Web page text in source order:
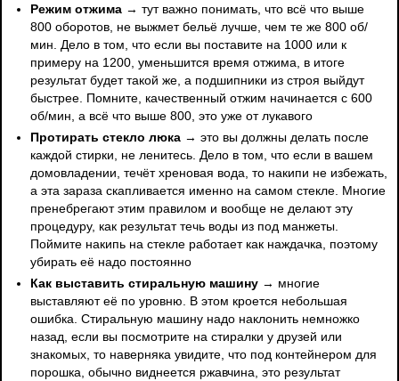
Режим отжима → тут важно понимать, что всё что выше
800 оборотов, не выжмет бельё лучше, чем те же 800 об/
мин. Дело в том, что если вы поставите на 1000 или к
примеру на 1200, уменьшится время отжима, в итоге
результат будет такой же, а подшипники из строя выйдут
быстрее. Помните, качественный отжим начинается с 600
об/мин, а всё что выше 800, это уже от лукавого
Протирать стекло люка → это вы должны делать после
каждой стирки, не ленитесь. Дело в том, что если в вашем
домовладении, течёт хреновая вода, то накипи не избежать,
а эта зараза скапливается именно на самом стекле. Многие
пренебрегают этим правилом и вообще не делают эту
процедуру, как результат течь воды из под манжеты.
Поймите накипь на стекле работает как наждачка, поэтому
убирать её надо постоянно
Как выставить стиральную машину → многие
выставляют её по уровню. В этом кроется небольшая
ошибка. Стиральную машину надо наклонить немножко
назад, если вы посмотрите на стиралки у друзей или
знакомых, то наверняка увидите, что под контейнером для
порошка, обычно виднеется ржавчина, это результат